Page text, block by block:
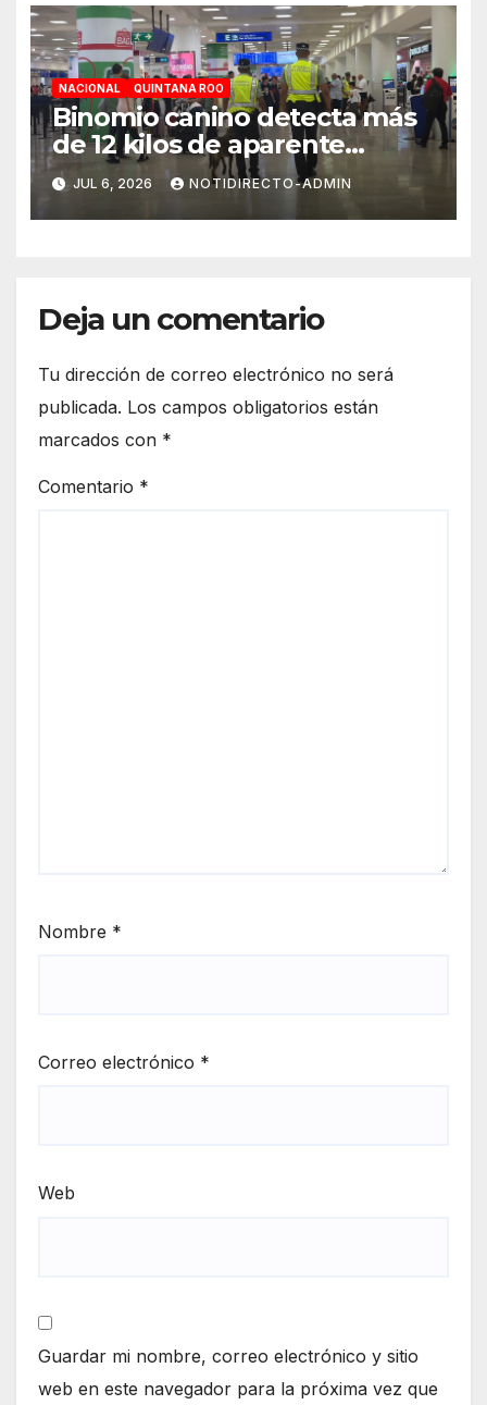
NACIONAL QUINTANA ROO
Binomio canino detecta más
de 12 kilos de aparente
cocaína en el Aeropuerto de
Cancún
JUL 6, 2026 NOTIDIRECTO-ADMIN
Deja un comentario
Tu dirección de correo electrónico no será
publicada. Los campos obligatorios están
marcados con *
Comentario *
Nombre *
Correo electrónico *
Web
Guardar mi nombre, correo electrónico y sitio
web en este navegador para la próxima vez que